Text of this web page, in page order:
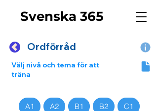
Svenska 365
Ordförråd
Välj nivå och tema för att
träna
A1 A2 B1 B2 C1